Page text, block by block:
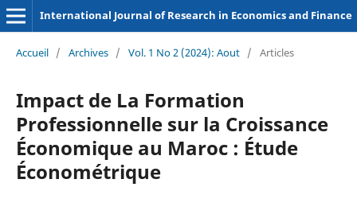
International Journal of Research in Economics and Finance
Accueil / Archives / Vol. 1 No 2 (2024): Aout / Articles
Impact de La Formation
Professionnelle sur la Croissance
Économique au Maroc : Étude
Économétrique